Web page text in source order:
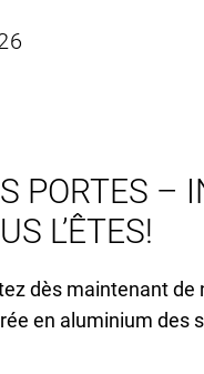
PORTES –
L’ÊTES!
dès maintenant de
en aluminium des